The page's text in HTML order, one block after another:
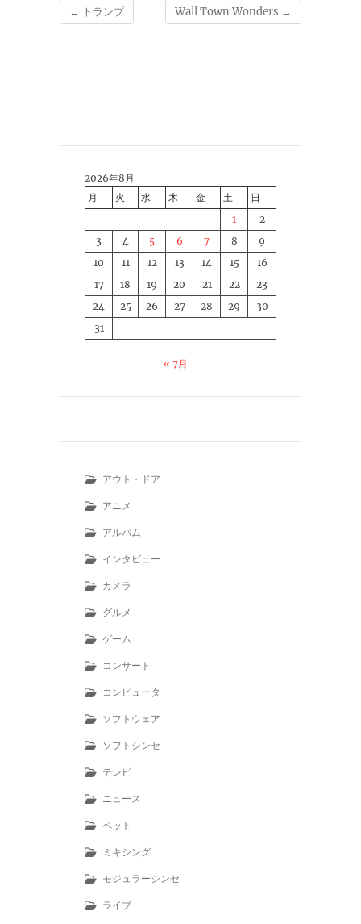
← トランプ Wall Town Wonders →
2026年8月
月
火 水 木 金 土
日
1
2
3
4 5 6 7 8
9
10
11 12 13 14 15
16
17
18 19 20 21 22
23
24
25 26 27 28 29
30
31
« 7月
アウト・ドア
アニメ
アルバム
インタビュー
カメラ
グルメ
ゲーム
コンサート
コンピュータ
ソフトウェア
ソフトシンセ
テレビ
ニュース
ペット
ミキシング
モジュラーシンセ
ライブ